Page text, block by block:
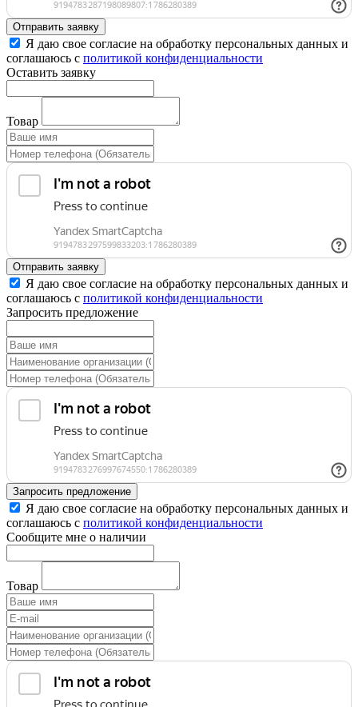
Отправить заявку
Я даю свое согласие на обработку персональных данных и
соглашаюсь с политикой конфиденциальности
Оставить заявку
Товар
Отправить заявку
Я даю свое согласие на обработку персональных данных и
соглашаюсь с политикой конфиденциальности
Запросить предложение
Запросить предложение
Я даю свое согласие на обработку персональных данных и
соглашаюсь с политикой конфиденциальности
Сообщите мне о наличии
Товар